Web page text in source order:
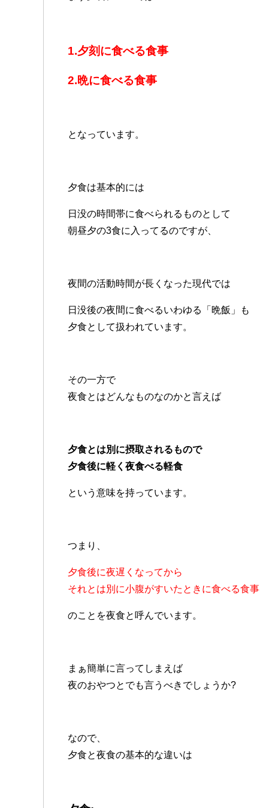
1.夕刻に食べる食事
2.晩に食べる食事
となっています。
夕食は基本的には
日没の時間帯に食べられるものとして
朝昼夕の3食に入ってるのですが、
夜間の活動時間が長くなった現代では
日没後の夜間に食べるいわゆる「晩飯」も
夕食として扱われています。
その一方で
夜食とはどんなものなのかと言えば
夕食とは別に摂取されるもので
夕食後に軽く夜食べる軽食
という意味を持っています。
つまり、
夕食後に夜遅くなってから
それとは別に小腹がすいたときに食べる食事
のことを夜食と呼んでいます。
まぁ簡単に言ってしまえば
夜のおやつとでも言うべきでしょうか?
なので、
夕食と夜食の基本的な違いは